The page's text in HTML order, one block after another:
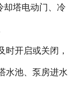
塔电动门、冷
开启或关闭，
水池、泵房进水